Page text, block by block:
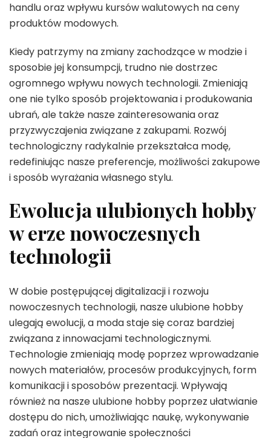
handlu oraz wpływu kursów walutowych na ceny
produktów modowych.
Kiedy patrzymy na zmiany zachodzące w modzie i
sposobie jej konsumpcji, trudno nie dostrzec
ogromnego wpływu nowych technologii. Zmieniają
one nie tylko sposób projektowania i produkowania
ubrań, ale także nasze zainteresowania oraz
przyzwyczajenia związane z zakupami. Rozwój
technologiczny radykalnie przekształca modę,
redefiniując nasze preferencje, możliwości zakupowe
i sposób wyrażania własnego stylu.
Ewolucja ulubionych hobby
w erze nowoczesnych
technologii
W dobie postępującej digitalizacji i rozwoju
nowoczesnych technologii, nasze ulubione hobby
ulegają ewolucji, a moda staje się coraz bardziej
związana z innowacjami technologicznymi.
Technologie zmieniają modę poprzez wprowadzanie
nowych materiałów, procesów produkcyjnych, form
komunikacji i sposobów prezentacji. Wpływają
również na nasze ulubione hobby poprzez ułatwianie
dostępu do nich, umożliwiając naukę, wykonywanie
zadań oraz integrowanie społeczności